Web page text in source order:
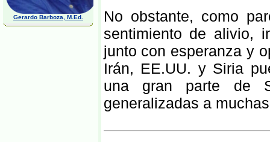
Gerardo Barboza, M.Ed.
No obstante, como
sentimiento de alivio,
junto con esperanza y
Irán, EE.UU. y Siria
una gran parte de
generalizadas a